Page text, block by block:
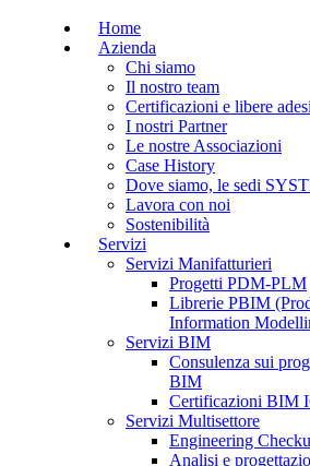
Home
Azienda
Chi siamo
Il nostro team
Certificazioni e libere
I nostri Partner
Le nostre Associazioni
Case History
Dove siamo, le sedi
Lavora con noi
Sostenibilità
Servizi
Servizi Manifatturieri
Progetti PDM-PLM
Librerie PBIM
Information
Servizi BIM
Consulenza sui
BIM
Certificazioni BIM
Servizi Multisettore
Engineering
Analisi e